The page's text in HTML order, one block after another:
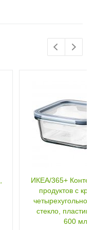
ИКЕА/365+
продуктов с
стекло, пластик
600 мл